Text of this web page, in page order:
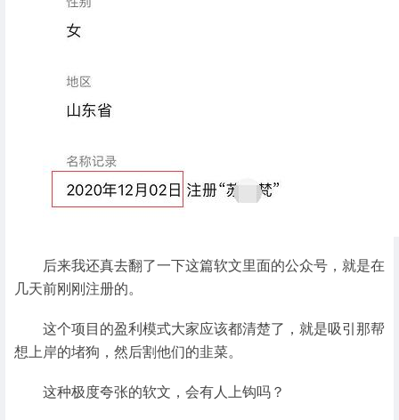
后来我还真去翻了一下这篇软文里面的公众号，就是在
几天前刚刚注册的。
这个项目的盈利模式大家应该都清楚了，就是吸引那帮
想上岸的堵狗，然后割他们的韭菜。
这种极度夸张的软文，会有人上钩吗？